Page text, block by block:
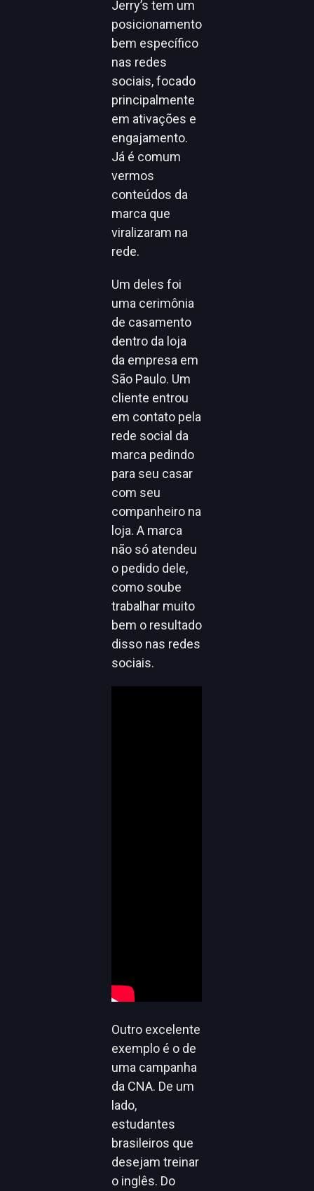
Jerry’s tem um
posicionamento
bem específico
nas redes
sociais, focado
principalmente
em ativações e
engajamento.
Já é comum
vermos
conteúdos da
marca que
viralizaram na
rede.
Um deles foi
uma cerimônia
de casamento
dentro da loja
da empresa em
São Paulo. Um
cliente entrou
em contato pela
rede social da
marca pedindo
para seu casar
com seu
companheiro na
loja. A marca
não só atendeu
o pedido dele,
como soube
trabalhar muito
bem o resultado
disso nas redes
sociais.
Outro excelente
exemplo é o de
uma campanha
da CNA. De um
lado,
estudantes
brasileiros que
desejam treinar
o inglês. Do